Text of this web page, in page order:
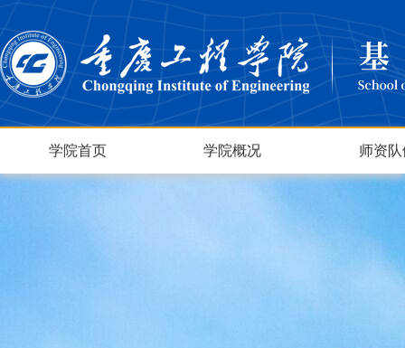
学院首页 学院概况 师资队